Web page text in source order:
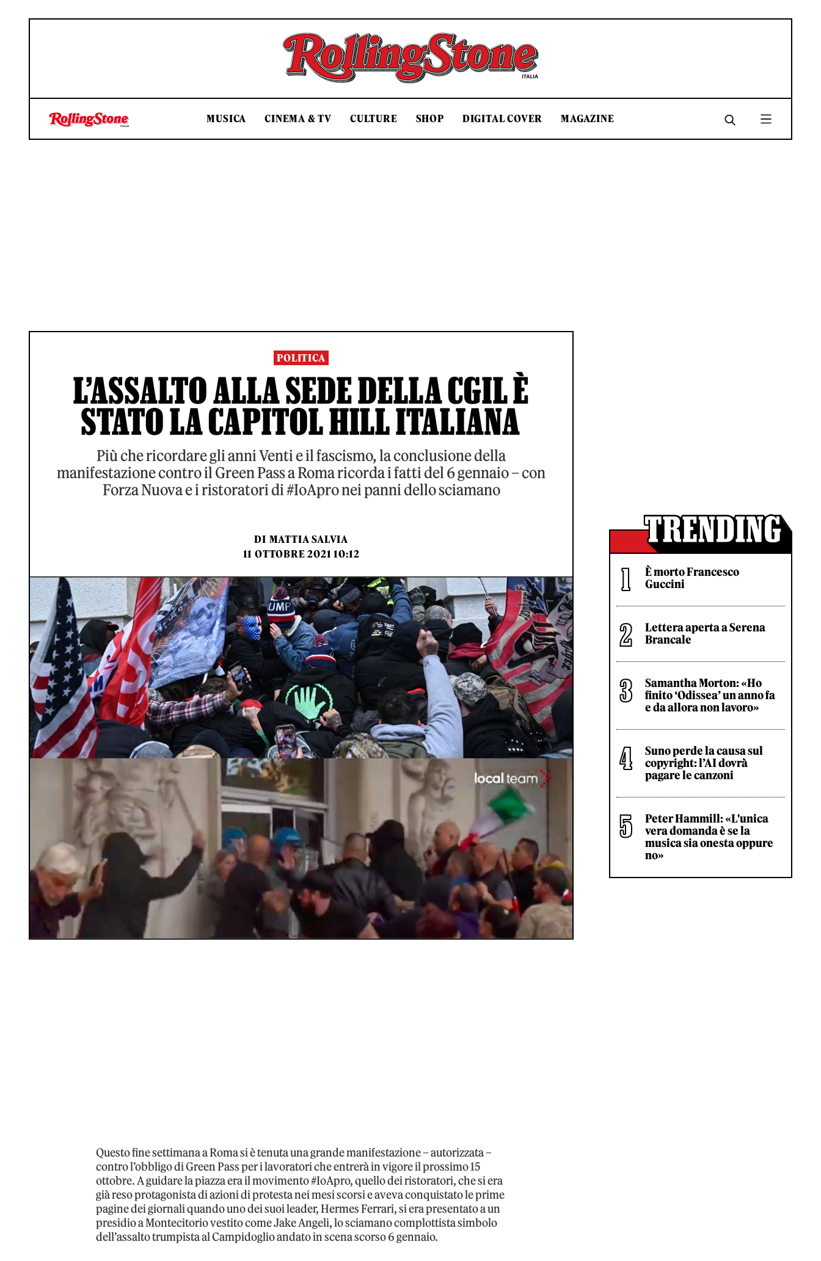
Rolling Stone Italia
MUSICA CINEMA & TV CULTURE SHOP DIGITAL COVER MAGAZINE
POLITICA
L’ASSALTO ALLA SEDE DELLA CGIL È
STATO LA CAPITOL HILL ITALIANA
Più che ricordare gli anni Venti e il fascismo, la conclusione della
manifestazione contro il Green Pass a Roma ricorda i fatti del 6 gennaio – con
Forza Nuova e i ristoratori di #IoApro nei panni dello sciamano
DI MATTIA SALVIA
11 OTTOBRE 2021 10:12
Questo fine settimana a Roma si è tenuta una grande manifestazione – autorizzata –
contro l’obbligo di Green Pass per i lavoratori che entrerà in vigore il prossimo 15
ottobre. A guidare la piazza era il movimento #IoApro, quello dei ristoratori, che si era
già reso protagonista di azioni di protesta nei mesi scorsi e aveva conquistato le prime
pagine dei giornali quando uno dei suoi leader, Hermes Ferrari, si era presentato a un
presidio a Montecitorio vestito come Jake Angeli, lo sciamano complottista simbolo
dell’assalto trumpista al Campidoglio andato in scena scorso 6 gennaio.
È morto Francesco
Guccini
Lettera aperta a Serena
Brancale
Samantha Morton: «Ho
finito ‘Odissea’ un anno fa
e da allora non lavoro»
Suno perde la causa sul
copyright: l’AI dovrà
pagare le canzoni
Peter Hammill: «L'unica
vera domanda è se la
musica sia onesta oppure
no»